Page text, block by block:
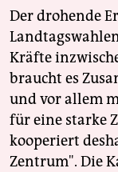
Der drohende
Kräfte
braucht es
und vor allem
für eine starke
kooperiert
Zentrum". Die